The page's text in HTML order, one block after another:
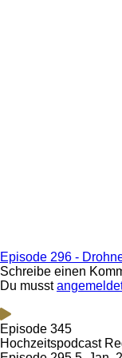
Episode 296 -
Schreibe einen
Du musst
Episode 345
Hochzeitspodcast